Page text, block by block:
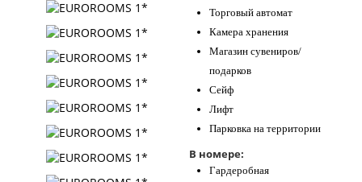
Торговый автомат
Камера хранения
Магазин сувениров/
подарков
Сейф
Лифт
Парковка на территории
В номере:
Гардеробная